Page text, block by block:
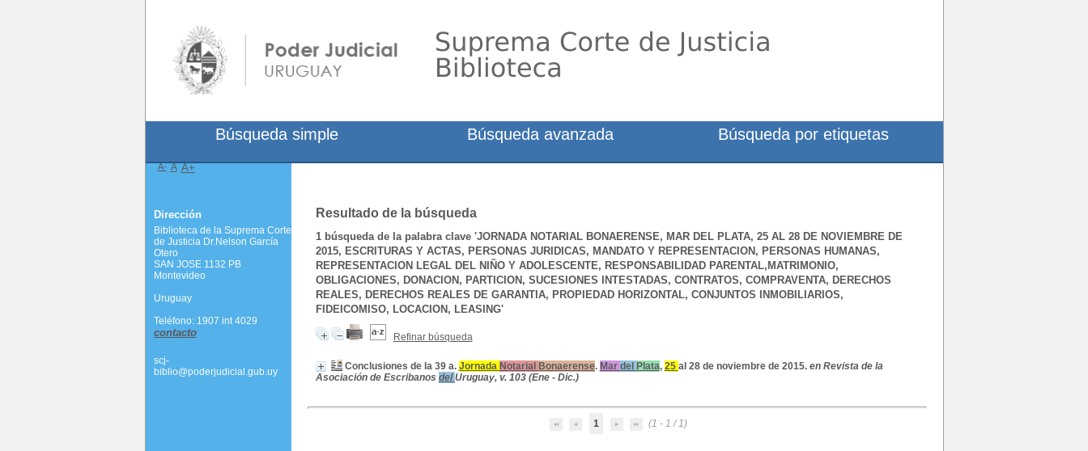
Resultado de la búsqueda
1búsqueda de la palabra clave 'JORNADA NOTARIAL BONAERENSE, MAR DEL PLATA, 25 AL 28 DE NOVIEMBRE DE
2015, ESCRITURAS Y ACTAS, PERSONAS JURIDICAS, MANDATO Y REPRESENTACION, PERSONAS HUMANAS,
REPRESENTACION LEGAL DEL NIÑO Y ADOLESCENTE, RESPONSABILIDAD PARENTAL,MATRIMONIO,
OBLIGACIONES, DONACION, PARTICION, SUCESIONES INTESTADAS, CONTRATOS, COMPRAVENTA, DERECHOS
REALES, DERECHOS REALES DE GARANTIA, PROPIEDAD HORIZONTAL, CONJUNTOS INMOBILIARIOS,
FIDEICOMISO, LOCACION, LEASING'
Refinar búsqueda
Conclusiones de la 39 a. Jornada Notarial Bonaerense. Mar del Plata, 25 al 28 de noviembre de 2015. en Revista de la
Asociación de Escribanos delUruguay, v. 103 (Ene - Dic.)
1 (1 - 1 / 1)
Búsqueda simple Búsqueda avanzada Búsqueda por etiquetas
A- A A+
Dirección
Biblioteca de la Suprema Corte
de Justicia Dr.Nelson García
Otero
SAN JOSE 1132 PB
Montevideo
Uruguay
Teléfono: 1907 int 4029
contacto
scj-
biblio@poderjudicial.gub.uy